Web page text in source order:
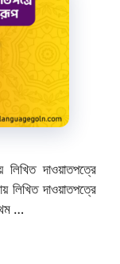
দাওয়াতপত্রে
লিখিত দাওয়াতপত্রে
…